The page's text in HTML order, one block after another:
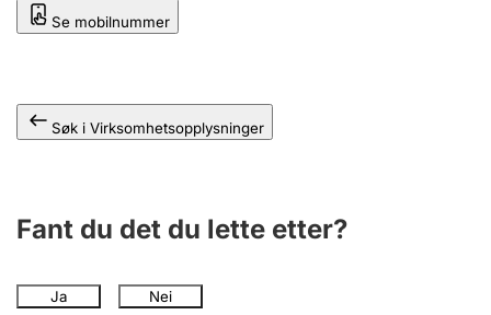
Se mobilnummer
Søk i Virksomhetsopplysninger
Fant du det du lette etter?
Ja Nei